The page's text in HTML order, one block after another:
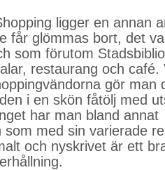
ligger en annan
får glömmas bort, det
som förutom
restaurang och café.
gör man
i en skön fåtölj med
har man bland annat
som med sin varierade
och nyskrivet är ett